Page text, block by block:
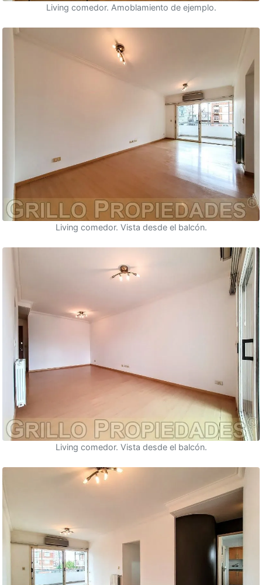
Living comedor. Amoblamiento de ejemplo.
Living comedor. Vista desde el balcón.
Living comedor. Vista desde el balcón.